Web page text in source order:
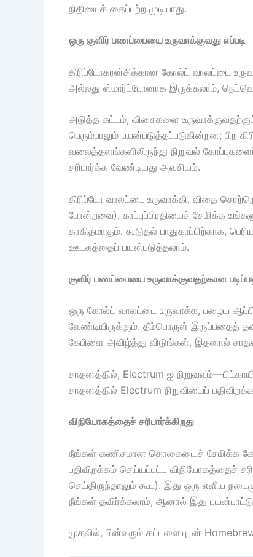
நிதியைக் கைப்பற்ற முடியாது.
ஒரு குளிர் பணப்பையை உருவாக்குவது எப்படி
கிரிப்டோகரன்சிக்கான கோல்ட் வாலட்டை
அல்லது ஸ்மார்ட்போனாக இருக்கலாம்,
அடுத்த கட்டம், விசைகளை
பெரும்பாலும் பயன்படுத்தப்படுகின்றன;
வலைத்தளங்களிலிருந்து நிறுவல்
சரிபார்க்க வேண்டியது அவசியம்.
கிரிப்டோ வாலட்டை உருவாக்கி, விதை
போன்றவை), காப்புப்பிரதியைச் சேமிக்க
காகிதமாகும். கூடுதல் பாதுகாப்பிற்காக,
ஊடகத்தைப் பயன்படுத்தலாம்.
குளிர் பணப்பையை உருவாக்குவதற்கான
ஒரு கோல்ட் வாலட்டை உருவாக்க, பழைய
வேண்டியிருக்கும். தீம்பொருள் இருப்பதைத்
கேபிளை அவிழ்த்து விடுங்கள், இதனால்
சாதனத்தில், Electrum ஐ
சாதனத்தில் Electrum நிறுவியைப்
விநியோகத்தைச் சரிபார்க்கிறது
நீங்கள் கணிசமான தொகையைச் சேமிக்க கோல்ட்
பதிவிறக்கம் செய்யப்பட்ட விநியோகத்தைச்
செய்திருந்தாலும் கூட). இது ஒரு எளிய
நீங்கள் தவிர்க்கலாம், ஆனால் இது பயன்பாட்டு
முதலில், பின்வரும் கட்டளையுடன்